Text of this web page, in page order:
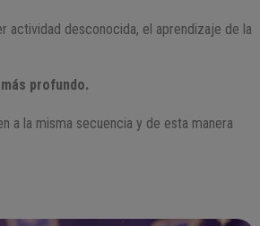
actividad desconocida, el aprendizaje de la
profundo.
a la misma secuencia y de esta manera